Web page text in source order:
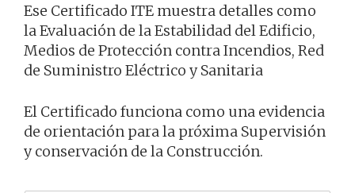
Ese Certificado ITE muestra detalles como
la Evaluación de la Estabilidad del Edificio,
Medios de Protección contra Incendios, Red
de Suministro Eléctrico y Sanitaria
El Certificado funciona como una evidencia
de orientación para la próxima Supervisión
y conservación de la Construcción.